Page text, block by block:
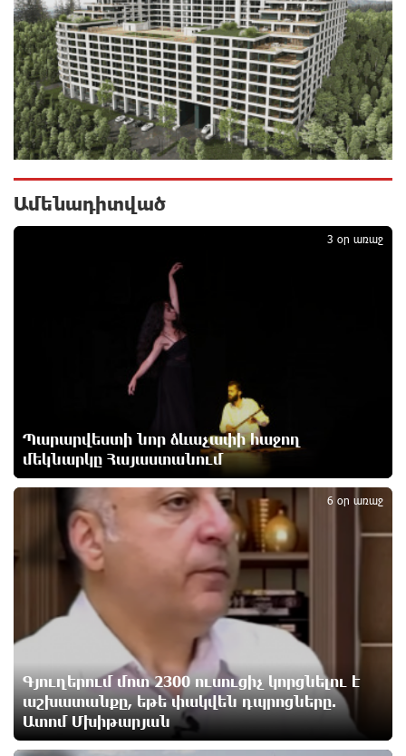
Հնդկաստանի հյուսիս-արևելքում տեղի ունեցած
ջրհեղեղների հետևանքով զոհերի թիվը հասել է 97-
ի
11 ժամ առաջ
Օգոստոսի 7-ին ժամանակավորապես կդադարեցվի
Վինիսիուսը նոր պայմանագիր է կնքել «Ռեալի»
հետ․ պաշտոնական
Սպասվում է քամու ուժգնացում, ամպրոպ․
եղանակը՝ օգոստոսի 7-ից 11-ին
Խոշոր հրդեհ՝ Երևանի Սիլիկյան թաղամասի
հարևանությամբ գտնվող աղբավայրում. կրակն ու
ծուխը տեսանելի են մի քանի կիլոմետրից
Հնդկաստանի և Իսրայելի վարչապետները
քննարկել են Մերձավոր Արևելքում տիրող
իրավիճակը
Մալաթիա-Սեբաստիա վարչական շրջանում
արմատից փտած հերթական ծառն է տապալվել
13 ժամ առաջ
Իրանը և Օմանը պլանավորում են փոխել Հորմուզի
նեղուցի նավագնացության կառուցվածքը
Ամենադիտված
Պարարվեստի նոր ձևաչափի հաջող
մեկնարկը Հայաստանում
3 օր առաջ
1
Գյուղերում մոտ 2300 ուսուցիչ կորցնելու է
աշխատանքը, եթե փակվեն դպրոցները.
Ատոմ Մխիթարյան
6 օր առաջ
2